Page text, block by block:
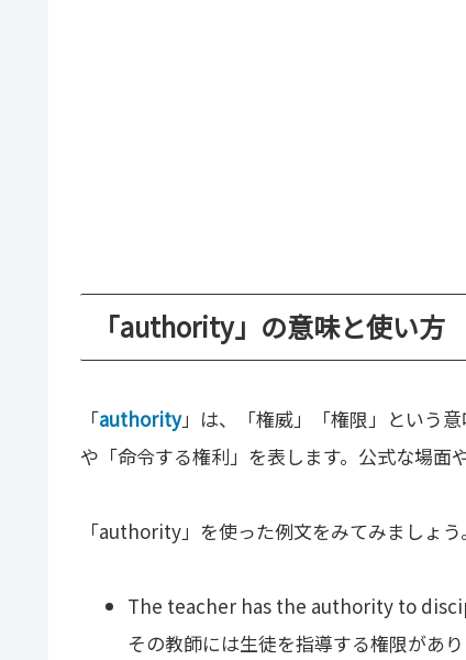
「authority」の意味と使い方
「authority」は、「権威」「権限」という
や「命令する権利」を表します。公式な場面
「authority」を使った例文をみてみましょう。
The teacher has the authority to
その教師には生徒を指導する権限があり